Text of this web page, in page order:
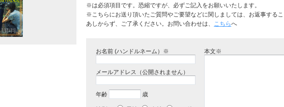
※は必須項目です。恐縮ですが、必ずご記入をお願いいたします。
※こちらにお送り頂いたご質問やご要望などに関しましては、お返事するこ
あしからず、ご了承ください。お問い合わせは、 こちらへ
お名前 (ハンドルネーム）※
メールアドレス（公開されません）
年齢 歳
本文※